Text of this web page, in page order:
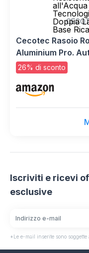
Cecotec Rasoio
Aluminium Pro.
Lame Titanio,
IPX6, Tecnologia
26% di sconto
Iscriviti e ricevi
esclusive
*Le e-mail inserite sono